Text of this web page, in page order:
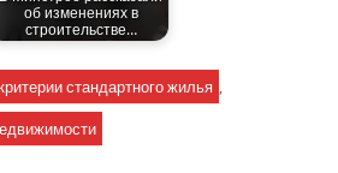
об изменениях в
строительстве…
стандартного жилья ,